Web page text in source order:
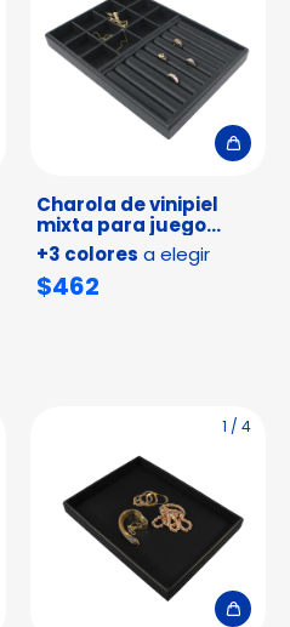
Charola de vinipiel
mixta para juego
anillo y arete
+3 colores a elegir
$462
1 / 4